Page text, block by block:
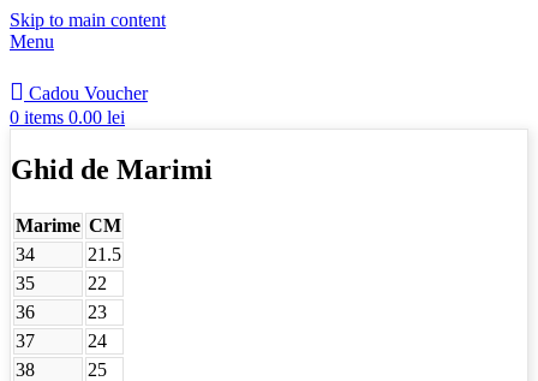
Skip to main content
Menu
Cadou Voucher
0 items 0.00 lei
Ghid de Marimi
Marime CM
34
21.5
35
22
36
23
37
24
38
25